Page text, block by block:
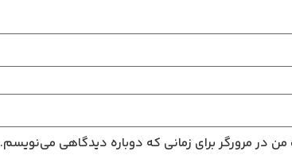
من در مرورگر برای زمانی که دوباره دیدگاهی می‌نویسم.